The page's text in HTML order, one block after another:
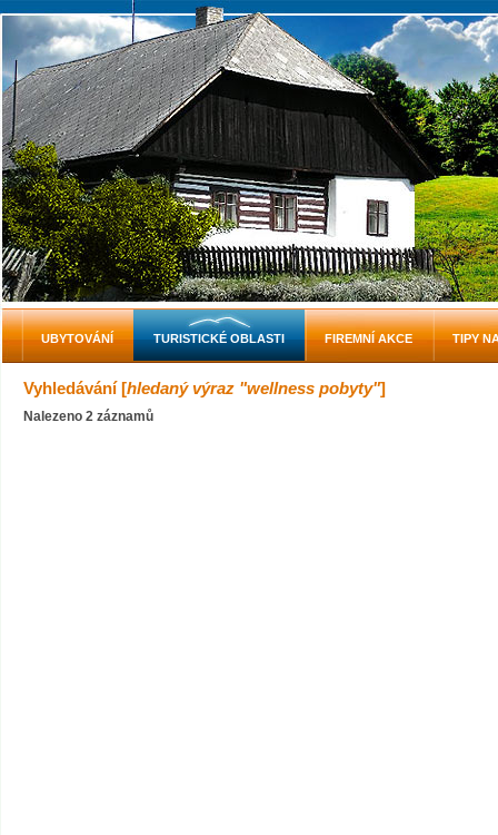
Vyhledávání [hledaný výraz "wellness pobyty"]
Nalezeno 2 záznamů
UBYTOVÁNÍ TURISTICKÉ OBLASTI FIREMNÍ AKCE TIPY